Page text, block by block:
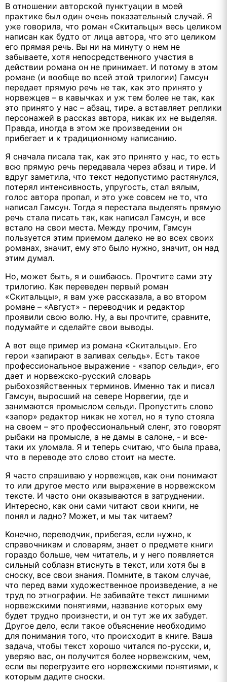
В отношении авторской пунктуации в моей
практике был один очень показательный случай. Я
уже говорила, что роман «Скитальцы» весь целиком
написан как будто от лица автора, что это целиком
его прямая речь. Вы ни на минуту о нем не
забываете, хотя непосредственного участия в
действии романа он не принимает. И потому в этом
романе (и вообще во всей этой трилогии) Гамсун
передает прямую речь не так, как это принято у
норвежцев – в кавычках и уж тем более не так, как
это принято у нас – абзац, тире. а вставляет реплики
персонажей в рассказ автора, никак их не выделяя.
Правда, иногда в этом же произведении он
прибегает и к традиционному написанию.
Я сначала писала так, как это принято у нас, то есть
всю прямую речь передавала через абзац и тире. И
вдруг заметила, что текст недопустимо растянулся,
потерял интенсивность, упругость, стал вялым,
голос автора пропал, и это уже совсем не то, что
написал Гамсун. Тогда я перестала выделять прямую
речь стала писать так, как написал Гамсун, и все
встало на свои места. Между прочим, Гамсун
пользуется этим приемом далеко не во всех своих
романах, значит, ему это было нужно, значит, он над
этим думал.
Но, может быть, я и ошибаюсь. Прочтите сами эту
трилогию. Как переведен первый роман
«Скитальцы», я вам уже рассказала, а во втором
романе – «Август» - переводчик и редактор
проявили свою волю. Ну, а вы прочтите, сравните,
подумайте и сделайте свои выводы.
А вот еще пример из романа «Скитальцы». Его
герои «запирают в заливах сельдь». Есть такое
профессиональное выражение - «запор сельди», его
дает и норвежско-русский словарь
рыбохозяйственных терминов. Именно так и писал
Гамсун, выросший на севере Норвегии, где и
занимаются промыслом сельди. Пропустить слово
«запор» редактор никак не хотел, но я тупо стояла
на своем – это профессиональный сленг, это говорят
рыбаки на промысле, а не дамы в салоне, - и все-
таки их уломала. Я и теперь считаю, что была права,
что в переводе это слово стоит на месте.
Я часто спрашиваю у норвежцев, как они понимают
то или другое место или выражение в норвежском
тексте. И часто они оказываются в затруднении.
Интересно, как они сами читают свои книги, не
понял и ладно? Может, и мы так читаем?
Конечно, переводчик, прибегая, если нужно, к
справочникам и словарям, знает о предмете книги
гораздо больше, чем читатель, и у него появляется
сильный соблазн втиснуть в текст, или хотя бы в
сноску, все свои знания. Помните, в таком случае,
что перед вами художественное произведение, а не
труд по этнографии. Не забивайте текст лишними
норвежскими понятиями, название которых ему
будет трудно произнести, и он тут же их забудет.
Другое дело, если такое объяснение необходимо
для понимания того, что происходит в книге. Ваша
задача, чтобы текст хорошо читался по-русски, и,
уверяю вас, он получится более норвежским, чем,
если вы перегрузите его норвежскими понятиями, к
которым дадите сноски.